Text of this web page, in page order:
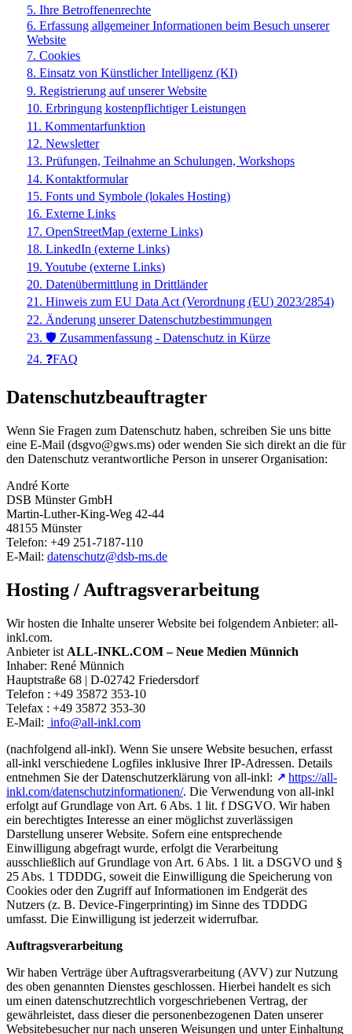
5. Ihre Betroffenenrechte
6. Erfassung allgemeiner Informationen beim Besuch unserer
Website
7. Cookies
8. Einsatz von Künstlicher Intelligenz (KI)
9. Registrierung auf unserer Website
10. Erbringung kostenpflichtiger Leistungen
11. Kommentarfunktion
12. Newsletter
13. Prüfungen, Teilnahme an Schulungen, Workshops
14. Kontaktformular
15. Fonts und Symbole (lokales Hosting)
16. Externe Links
17. OpenStreetMap (externe Links)
18. LinkedIn (externe Links)
19. Youtube (externe Links)
20. Datenübermittlung in Drittländer
21. Hinweis zum EU Data Act (Verordnung (EU) 2023/2854)
22. Änderung unserer Datenschutzbestimmungen
23. 🛡️ Zusammenfassung - Datenschutz in Kürze
24. ❓FAQ
Datenschutzbeauftragter
Wenn Sie Fragen zum Datenschutz haben, schreiben Sie uns bitte
eine E-Mail (dsgvo@gws.ms) oder wenden Sie sich direkt an die für
den Datenschutz verantwortliche Person in unserer Organisation:
André Korte
DSB Münster GmbH
Martin-Luther-King-Weg 42-44
48155 Münster
Telefon: +49 251-7187-110
E-Mail: datenschutz@dsb-ms.de
Hosting / Auftragsverarbeitung
Wir hosten die Inhalte unserer Website bei folgendem Anbieter: all-
inkl.com.
Anbieter ist ALL-INKL.COM – Neue Medien Münnich
Inhaber: René Münnich
Hauptstraße 68 | D-02742 Friedersdorf
Telefon : +49 35872 353-10
Telefax : +49 35872 353-30
E-Mail: info@all-inkl.com
(nachfolgend all-inkl). Wenn Sie unsere Website besuchen, erfasst
all-inkl verschiedene Logfiles inklusive Ihrer IP-Adressen. Details
entnehmen Sie der Datenschutzerklärung von all-inkl:
https://all-
inkl.com/datenschutzinformationen/. Die Verwendung von all-inkl
erfolgt auf Grundlage von Art. 6 Abs. 1 lit. f DSGVO. Wir haben
ein berechtigtes Interesse an einer möglichst zuverlässigen
Darstellung unserer Website. Sofern eine entsprechende
Einwilligung abgefragt wurde, erfolgt die Verarbeitung
ausschließlich auf Grundlage von Art. 6 Abs. 1 lit. a DSGVO und §
25 Abs. 1 TDDDG, soweit die Einwilligung die Speicherung von
Cookies oder den Zugriff auf Informationen im Endgerät des
Nutzers (z. B. Device-Fingerprinting) im Sinne des TDDDG
umfasst. Die Einwilligung ist jederzeit widerrufbar.
Auftragsverarbeitung
Wir haben Verträge über Auftragsverarbeitung (AVV) zur Nutzung
des oben genannten Dienstes geschlossen. Hierbei handelt es sich
um einen datenschutzrechtlich vorgeschriebenen Vertrag, der
gewährleistet, dass dieser die personenbezogenen Daten unserer
Websitebesucher nur nach unseren Weisungen und unter Einhaltung